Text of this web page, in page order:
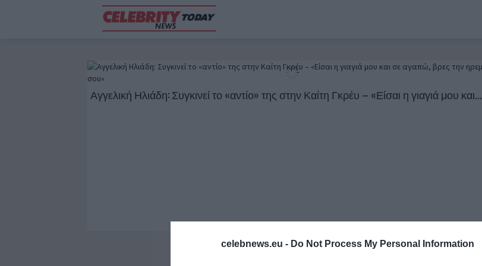
celebnews.eu - Do Not Process My Personal Information
Αγγελική Ηλιάδη: Συγκινεί το «αντίο» της στην Καίτη Γκρέυ – «Είσαι η γιαγιά μου και...